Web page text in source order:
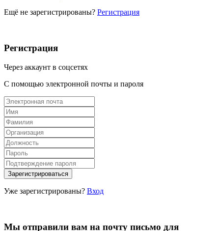
Ещё не зарегистрированы? Регистрация
Регистрация
Через аккаунт в соцсетях
С помощью электронной почты и пароля
Уже зарегистрированы? Вход
Мы отправили вам на почту письмо для